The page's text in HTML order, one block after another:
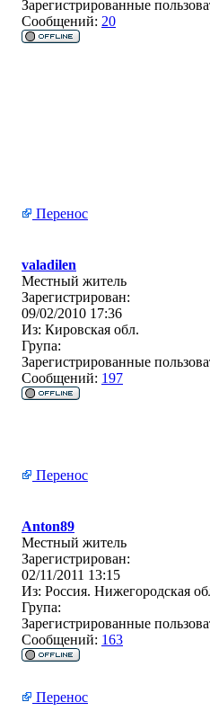
Зарегистрированные
Сообщений: 20
Перенос
valadilen
Местный житель
Зарегистрирован:
09/02/2010 17:36
Из: Кировская обл.
Група:
Зарегистрированные
Сообщений: 197
Перенос
Anton89
Местный житель
Зарегистрирован:
02/11/2011 13:15
Из: Россия. Нижегородская
Група:
Зарегистрированные
Сообщений: 163
Перенос